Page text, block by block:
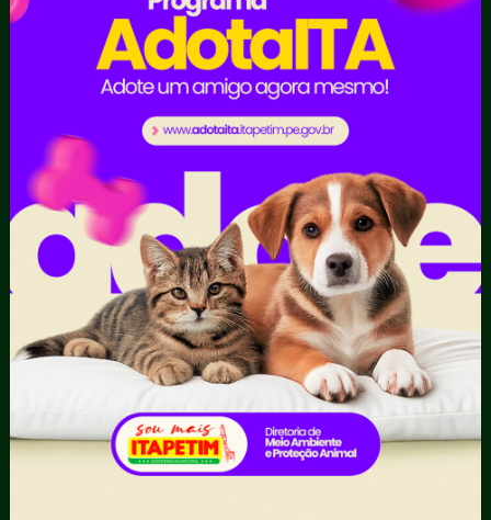
Ouvidoria
Acompanhar uma
Manifestação
Competências da Ouvidoria
Dúvidas? Acesse o FAQ
Fazer uma Manifestação
Informações Importantes
Relatórios Anuais
Portal Transporte
Escolar
Contratos
Despesas
Registro de Fornecedor -
Forma Indireta
II - Anexo II - Ficha de
Registro de Fornecedor -
Forma direta
III - Anexo III - Planilha
Orçamentária das Rotas
IV - Rotas georreferenciadas
em execução
Licitações
Termos Aditivos
V - Boletins de medição,